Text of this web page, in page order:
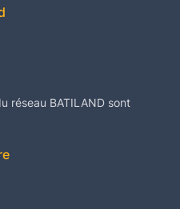
réseau BATILAND sont